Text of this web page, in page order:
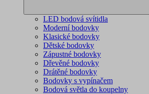
LED bodová svítidla
Moderní bodovky
Klasické bodovky
Dětské bodovky
Zápustné bodovky
Dřevěné bodovky
Drátěné bodovky
Bodovky s vypínačem
Bodová světla do koupelny